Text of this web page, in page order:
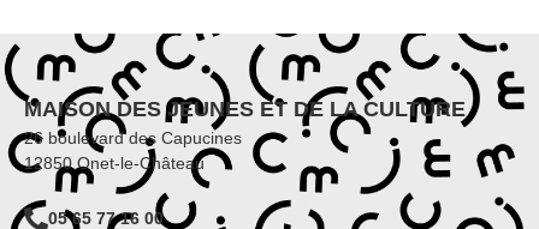
MAISON DES JEUNES ET DE LA CULTURE
26 boulevard des Capucines
12850 Onet-le-Château
05 65 77 16 00